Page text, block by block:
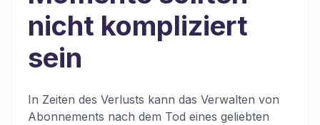
nicht kompliziert
sein
In Zeiten des Verlusts kann das Verwalten von
Abonnements nach dem Tod eines geliebten